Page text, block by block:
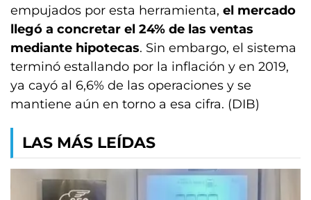
empujados por esta herramienta, el mercado
llegó a concretar el 24% de las ventas
mediante hipotecas. Sin embargo, el sistema
terminó estallando por la inflación y en 2019,
ya cayó al 6,6% de las operaciones y se
mantiene aún en torno a esa cifra. (DIB)
LAS MÁS LEÍDAS